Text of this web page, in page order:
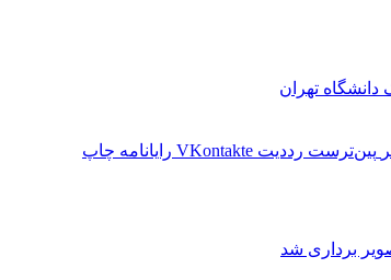
تهران
‫پین‌ترست ‫رددیت ‫VKontakte رایانامه چاپ